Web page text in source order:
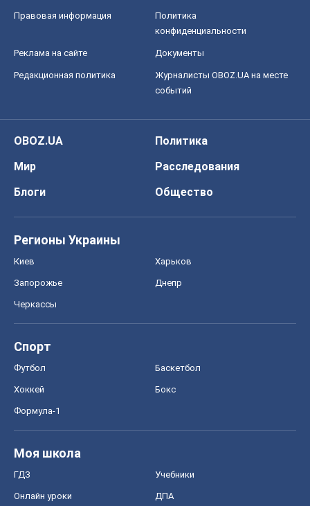
Правовая информация
Политика
конфиденциальности
Реклама на сайте Документы
Редакционная политика
Журналисты OBOZ.UA на месте
событий
OBOZ.UA
Политика
Мир
Расследования
Блоги
Общество
Регионы Украины
Киев Харьков
Запорожье Днепр
Черкассы
Спорт
Футбол Баскетбол
Хоккей Бокс
Формула-1
Моя школа
ГДЗ Учебники
Онлайн уроки ДПА